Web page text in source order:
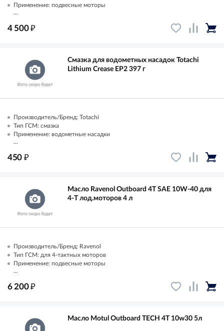
Применение: подвесные моторы
...
4 500₽
Смазка для водометных насадок Totachi
Lithium Crease EP2 397 г
Производитель/Бренд: Totachi
Тип ГСМ: смазка
Применение: водометные насадки
...
450 ₽
Масло Ravenol Outboard 4T SAE 10W-40 для
4-T лод.моторов 4 л
Производитель/Бренд: Ravenol
Тип ГСМ: для 4-тактных моторов
Применение: подвесные моторы
...
6 200₽
Масло Motul Outboard TECH 4T 10w30 5л